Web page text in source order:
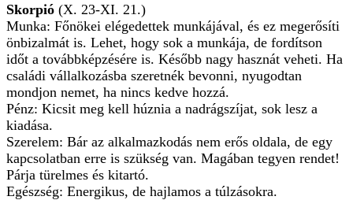
Skorpió (X. 23-XI. 21.)
Munka: Főnökei elégedettek munkájával, és ez megerősíti
önbizalmát is. Lehet, hogy sok a munkája, de fordítson
időt a továbbképzésére is. Később nagy hasznát veheti. Ha
családi vállalkozásba szeretnék bevonni, nyugodtan
mondjon nemet, ha nincs kedve hozzá.
Pénz: Kicsit meg kell húznia a nadrágszíjat, sok lesz a
kiadása.
Szerelem: Bár az alkalmazkodás nem erős oldala, de egy
kapcsolatban erre is szükség van. Magában tegyen rendet!
Párja türelmes és kitartó.
Egészség: Energikus, de hajlamos a túlzásokra.